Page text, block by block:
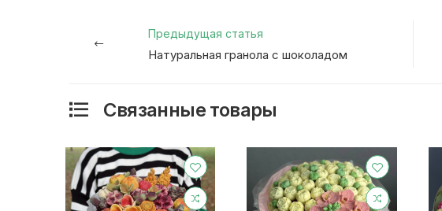
Предыдущая статья
Натуральная гранола с шоколадом
Связанные товары